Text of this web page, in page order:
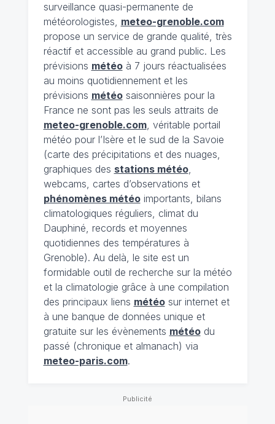
surveillance quasi-permanente de
météorologistes, meteo-grenoble.com
propose un service de grande qualité, très
réactif et accessible au grand public. Les
prévisions météoà 7 jours réactualisées
au moins quotidiennement et les
prévisions météosaisonnières pour la
France ne sont pas les seuls attraits de
meteo-grenoble.com, véritable portail
météo pour l’Isère et le sud de la Savoie
(carte des précipitations et des nuages,
graphiques des stations météo,
webcams, cartes d’observations et
phénomènes météoimportants, bilans
climatologiques réguliers, climat du
Dauphiné, records et moyennes
quotidiennes des températures à
Grenoble). Au delà, le site est un
formidable outil de recherche sur la météo
et la climatologie grâce à une compilation
des principaux liens météosur internet et
à une banque de données unique et
gratuite sur les évènements météodu
passé (chronique et almanach) via
meteo-paris.com.